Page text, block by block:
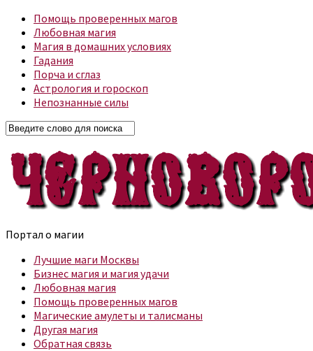
Помощь проверенных магов
Любовная магия
Магия в домашних условиях
Гадания
Порча и сглаз
Астрология и гороскоп
Непознанные силы
Портал о магии
Лучшие маги Москвы
Бизнес магия и магия удачи
Любовная магия
Помощь проверенных магов
Магические амулеты и талисманы
Другая магия
Обратная связь